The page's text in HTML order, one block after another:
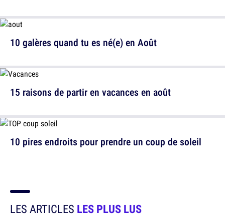
15 raisons de partir en vacances en août
10 galères quand tu es né(e) en Août
10 pires endroits pour prendre un coup de soleil
LES ARTICLES LES PLUS LUS